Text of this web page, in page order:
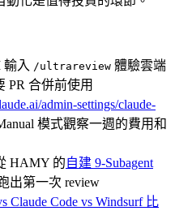
入 /ultrareview 體驗雲端
PR 合併前使用
admin-settings/claude-
模式觀察一週的費用和
HAMY 的自建 9-Subagent
出第一次 review
Claude Code vs Windsurf 比